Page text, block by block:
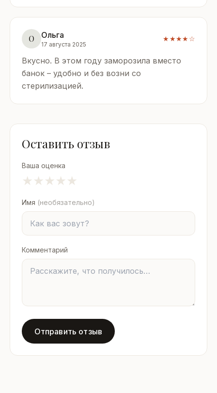
О Ольга
17 августа 2025
★★★★☆
Вкусно. В этом году заморозила вместо
банок – удобно и без возни со
стерилизацией.
Оставить отзыв
Ваша оценка
★
★
★
★
★
Имя (необязательно)
Комментарий
Отправить отзыв